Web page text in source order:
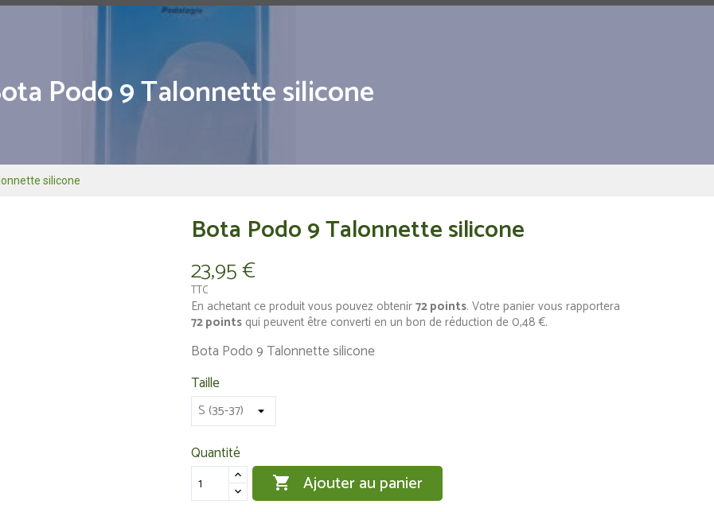
Podo 9 Talonnette silicone
silicone
Bota Podo 9 Talonnette silicone
23,95 €
TTC
En achetant ce produit vous pouvez obtenir72points. Votre panier vous rapportera
72points qui peuvent être converti en un bon de réduction de 0,48 €.
Bota Podo 9 Talonnette silicone
Taille
Quantité
 Ajouter au panier